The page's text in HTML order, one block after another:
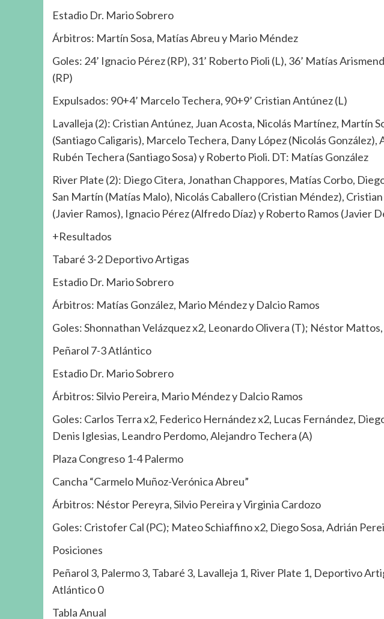
Estadio Dr. Mario Sobrero
Árbitros: Martín Sosa, Matías Abreu y Mario Méndez
Goles: 24’ Ignacio Pérez (RP), 31’ Roberto Pioli (L), 36’ Matías
(RP)
Expulsados: 90+4’ Marcelo Techera, 90+9’ Cristian Antúnez (L)
Lavalleja (2): Cristian Antúnez, Juan Acosta, Nicolás Martínez, Martín
(Santiago Caligaris), Marcelo Techera, Dany López (Nicolás González),
Rubén Techera (Santiago Sosa) y Roberto Pioli. DT: Matías González
River Plate (2): Diego Citera, Jonathan Chappores, Matías Corbo,
San Martín (Matías Malo), Nicolás Caballero (Cristian Méndez),
(Javier Ramos), Ignacio Pérez (Alfredo Díaz) y Roberto Ramos (Javier
+Resultados
Tabaré 3-2 Deportivo Artigas
Estadio Dr. Mario Sobrero
Árbitros: Matías González, Mario Méndez y Dalcio Ramos
Goles: Shonnathan Velázquez x2, Leonardo Olivera (T); Néstor
Peñarol 7-3 Atlántico
Estadio Dr. Mario Sobrero
Árbitros: Silvio Pereira, Mario Méndez y Dalcio Ramos
Goles: Carlos Terra x2, Federico Hernández x2, Lucas Fernández,
Denis Iglesias, Leandro Perdomo, Alejandro Techera (A)
Plaza Congreso 1-4 Palermo
Cancha “Carmelo Muñoz-Verónica Abreu”
Árbitros: Néstor Pereyra, Silvio Pereira y Virginia Cardozo
Goles: Cristofer Cal (PC); Mateo Schiaffino x2, Diego Sosa, Adrián
Posiciones
Peñarol 3, Palermo 3, Tabaré 3, Lavalleja 1, River Plate 1, Deportivo
Atlántico 0
Tabla Anual